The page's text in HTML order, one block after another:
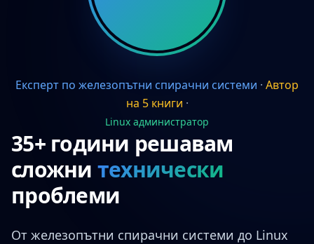
English
Docker и Docker Compose
Експерт по железопътни спирачни системи · Автор
на 5 книги ·
Linux администратор
35+ години решавам
сложни технически
проблеми
От железопътни спирачни системи до Linux